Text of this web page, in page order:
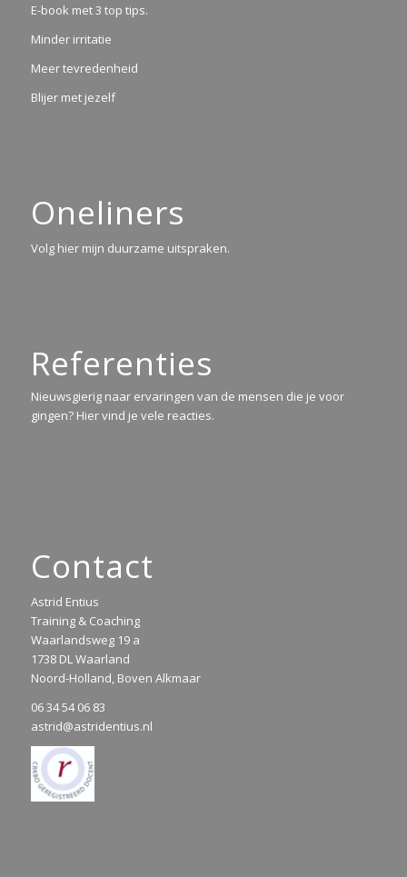
E-book met 3 top tips.
Minder irritatie
Meer tevredenheid
Blijer met jezelf
Oneliners
Volg hier mijn duurzame uitspraken.
Referenties
Nieuwsgierig naar ervaringen van de mensen die je voor
gingen? Hier vind je vele reacties.
Contact
Astrid Entius
Training & Coaching
Waarlandsweg 19 a
1738 DL Waarland
Noord-Holland, Boven Alkmaar
06 34 54 06 83
astrid@astridentius.nl